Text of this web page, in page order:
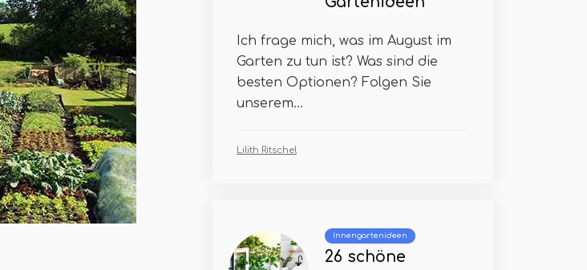
Ich frage mich, was im August im
Garten zu tun ist? Was sind die
besten Optionen? Folgen Sie
unserem...
Lilith Ritschel
Innengartenideen
26 schöne